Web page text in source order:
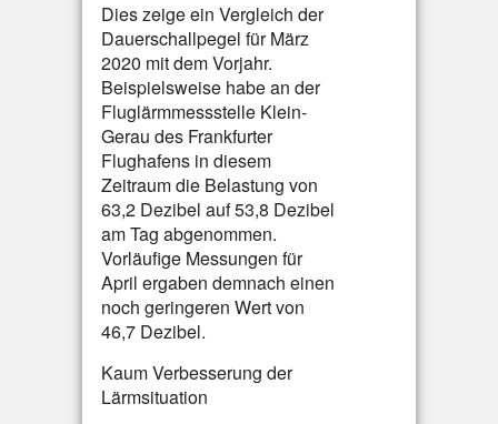
Dies zeige ein Vergleich der
Dauerschallpegel für März
2020 mit dem Vorjahr.
Beispielsweise habe an der
Fluglärmmessstelle Klein-
Gerau des Frankfurter
Flughafens in diesem
Zeitraum die Belastung von
63,2 Dezibel auf 53,8 Dezibel
am Tag abgenommen.
Vorläufige Messungen für
April ergaben demnach einen
noch geringeren Wert von
46,7 Dezibel.
Kaum Verbesserung der
Lärmsituation